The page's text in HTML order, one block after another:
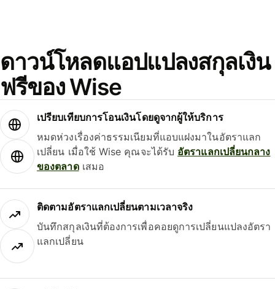
ดาวน์โหลดแอปแปลงสกุลเงิน
ฟรีของ Wise
เปรียบเทียบการโอนเงินโดยดูจากผู้ให้บริการ
หมดห่วงเรื่องค่าธรรมเนียมที่แอบแฝงมาในอัตราแลก
เปลี่ยน เมื่อใช้ Wise คุณจะได้รับ อัตราแลกเปลี่ยนกลาง
ของตลาดเสมอ
ติดตามอัตราแลกเปลี่ยนตามเวลาจริง
บันทึกสกุลเงินที่ต้องการเพื่อคอยดูการเปลี่ยนแปลงอัตรา
แลกเปลี่ยน